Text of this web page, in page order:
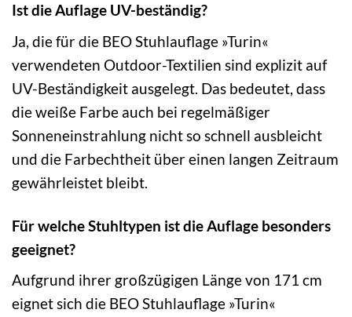
Ist die Auflage UV-beständig?
Ja, die für die BEO Stuhlauflage »Turin«
verwendeten Outdoor-Textilien sind explizit auf
UV-Beständigkeit ausgelegt. Das bedeutet, dass
die weiße Farbe auch bei regelmäßiger
Sonneneinstrahlung nicht so schnell ausbleicht
und die Farbechtheit über einen langen Zeitraum
gewährleistet bleibt.
Für welche Stuhltypen ist die Auflage besonders
geeignet?
Aufgrund ihrer großzügigen Länge von 171 cm
eignet sich die BEO Stuhlauflage »Turin«